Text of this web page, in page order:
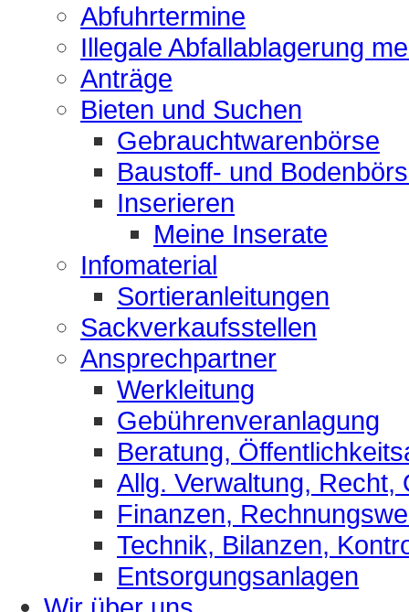
Abfuhrtermine
Illegale Abfallablagerung
Anträge
Bieten und Suchen
Gebrauchtwarenbörse
Baustoff- und
Inserieren
Meine Inserate
Infomaterial
Sortieranleitungen
Sackverkaufsstellen
Ansprechpartner
Werkleitung
Gebührenveranlagung
Beratung,
Allg. Verwaltung, Recht,
Finanzen,
Technik, Bilanzen,
Entsorgungsanlagen